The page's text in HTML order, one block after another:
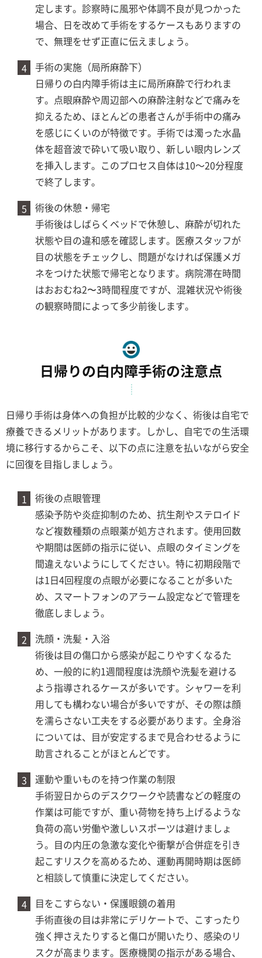
定します。診察時に風邪や体調不良が見つかった
場合、日を改めて手術をするケースもありますの
で、無理をせず正直に伝えましょう。
手術の実施（局所麻酔下）
日帰りの白内障手術は主に局所麻酔で行われま
す。点眼麻酔や周辺部への麻酔注射などで痛みを
抑えるため、ほとんどの患者さんが手術中の痛み
を感じにくいのが特徴です。手術では濁った水晶
体を超音波で砕いて吸い取り、新しい眼内レンズ
を挿入します。このプロセス自体は10～20分程度
で終了します。
術後の休憩・帰宅
手術後はしばらくベッドで休憩し、麻酔が切れた
状態や目の違和感を確認します。医療スタッフが
目の状態をチェックし、問題がなければ保護メガ
ネをつけた状態で帰宅となります。病院滞在時間
はおおむね2〜3時間程度ですが、混雑状況や術後
の観察時間によって多少前後します。
日帰りの白内障手術の注意点
日帰り手術は身体への負担が比較的少なく、術後は自宅で
療養できるメリットがあります。しかし、自宅での生活環
境に移行するからこそ、以下の点に注意を払いながら安全
に回復を目指しましょう。
術後の点眼管理
感染予防や炎症抑制のため、抗生剤やステロイド
など複数種類の点眼薬が処方されます。使用回数
や期間は医師の指示に従い、点眼のタイミングを
間違えないようにしてください。特に初期段階で
は1日4回程度の点眼が必要になることが多いた
め、スマートフォンのアラーム設定などで管理を
徹底しましょう。
洗顔・洗髪・入浴
術後は目の傷口から感染が起こりやすくなるた
め、一般的に約1週間程度は洗顔や洗髪を避ける
よう指導されるケースが多いです。シャワーを利
用しても構わない場合が多いですが、その際は顔
を濡らさない工夫をする必要があります。全身浴
については、目が安定するまで見合わせるように
助言されることがほとんどです。
運動や重いものを持つ作業の制限
手術翌日からのデスクワークや読書などの軽度の
作業は可能ですが、重い荷物を持ち上げるような
負荷の高い労働や激しいスポーツは避けましょ
う。目の内圧の急激な変化や衝撃が合併症を引き
起こすリスクを高めるため、運動再開時期は医師
と相談して慎重に決定してください。
目をこすらない・保護眼鏡の着用
手術直後の目は非常にデリケートで、こすったり
強く押さえたりすると傷口が開いたり、感染のリ
スクが高まります。医療機関の指示がある場合、